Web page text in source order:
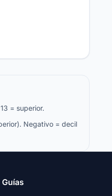
= superior.
Negativo = decil
Guías